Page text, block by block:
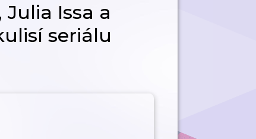
Julia Issa a
seriálu